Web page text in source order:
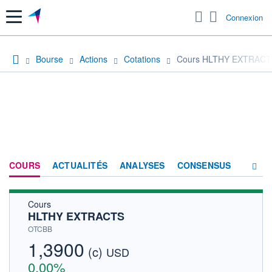
Menu Connexion
Bourse Actions Cotations Cours HLTHY
COURS ACTUALITÉS ANALYSES CONSENSUS
Cours
HLTHY EXTRACTS
OTCBB
1,3900 (c) USD
0,00%